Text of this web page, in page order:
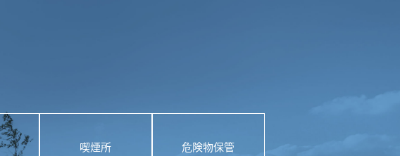
喫煙所 危険物保管